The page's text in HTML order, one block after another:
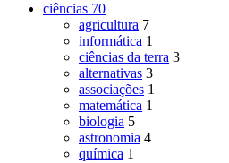
ciências 70
agricultura 7
informática 1
ciências da terra 3
alternativas 3
associações 1
matemática 1
biologia 5
astronomia 4
química 1